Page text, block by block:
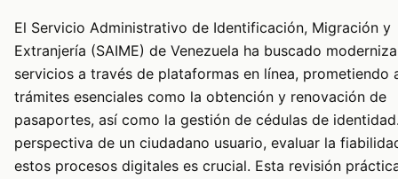
El Servicio Administrativo de Identificación, Migración y
Extranjería (SAIME) de Venezuela ha buscado
servicios a través de plataformas en línea, prometiendo
trámites esenciales como la obtención y renovación de
pasaportes, así como la gestión de cédulas de
perspectiva de un ciudadano usuario, evaluar la
estos procesos digitales es crucial. Esta revisión